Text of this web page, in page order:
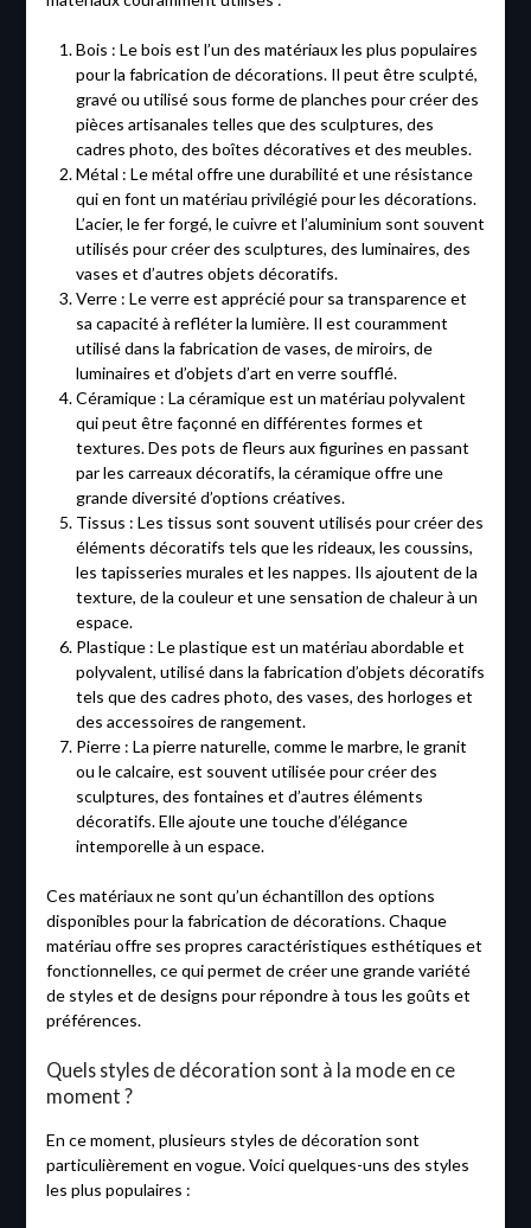
Bois : Le bois est l’un des matériaux les plus populaires
pour la fabrication de décorations. Il peut être sculpté,
gravé ou utilisé sous forme de planches pour créer des
pièces artisanales telles que des sculptures, des
cadres photo, des boîtes décoratives et des meubles.
Métal : Le métal offre une durabilité et une résistance
qui en font un matériau privilégié pour les décorations.
L’acier, le fer forgé, le cuivre et l’aluminium sont souvent
utilisés pour créer des sculptures, des luminaires, des
vases et d’autres objets décoratifs.
Verre : Le verre est apprécié pour sa transparence et
sa capacité à refléter la lumière. Il est couramment
utilisé dans la fabrication de vases, de miroirs, de
luminaires et d’objets d’art en verre soufflé.
Céramique : La céramique est un matériau polyvalent
qui peut être façonné en différentes formes et
textures. Des pots de fleurs aux figurines en passant
par les carreaux décoratifs, la céramique offre une
grande diversité d’options créatives.
Tissus : Les tissus sont souvent utilisés pour créer des
éléments décoratifs tels que les rideaux, les coussins,
les tapisseries murales et les nappes. Ils ajoutent de la
texture, de la couleur et une sensation de chaleur à un
espace.
Plastique : Le plastique est un matériau abordable et
polyvalent, utilisé dans la fabrication d’objets décoratifs
tels que des cadres photo, des vases, des horloges et
des accessoires de rangement.
Pierre : La pierre naturelle, comme le marbre, le granit
ou le calcaire, est souvent utilisée pour créer des
sculptures, des fontaines et d’autres éléments
décoratifs. Elle ajoute une touche d’élégance
intemporelle à un espace.
Ces matériaux ne sont qu’un échantillon des options
disponibles pour la fabrication de décorations. Chaque
matériau offre ses propres caractéristiques esthétiques et
fonctionnelles, ce qui permet de créer une grande variété
de styles et de designs pour répondre à tous les goûts et
préférences.
Quels styles de décoration sont à la mode en ce
moment ?
En ce moment, plusieurs styles de décoration sont
particulièrement en vogue. Voici quelques-uns des styles
les plus populaires :